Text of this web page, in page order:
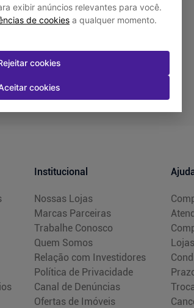
exibir anúncios relevantes para você.
de cookies a qualquer momento.
cookies
cookies
Institucional
Nossas Lojas
Marcas Parceiras
Trabalhe Conosco
Quem Somos
Relação com Investidores
Política de Privacidade
Canal de Denúncias
Ofertas de Imóveis